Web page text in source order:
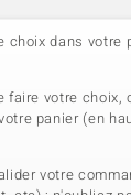
choix dans votre
faire votre choix,
panier (en
votre